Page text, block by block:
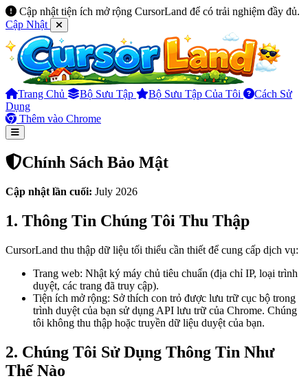
Cập nhật tiện ích mở rộng CursorLand để có trải nghiệm đầy đủ.
Cập Nhật
Trang Chủ Bộ Sưu Tập Bộ Sưu Tập Của Tôi
Cách Sử
Dụng
Thêm vào Chrome
Chính Sách Bảo Mật
Cập nhật lần cuối: July 2026
1. Thông Tin Chúng Tôi Thu Thập
CursorLand thu thập dữ liệu tối thiểu cần thiết để cung cấp dịch vụ:
Trang web: Nhật ký máy chủ tiêu chuẩn (địa chỉ IP, loại trình
duyệt, các trang đã truy cập).
Tiện ích mở rộng: Sở thích con trỏ được lưu trữ cục bộ trong
trình duyệt của bạn sử dụng API lưu trữ của Chrome. Chúng
tôi không thu thập hoặc truyền dữ liệu duyệt của bạn.
2. Chúng Tôi Sử Dụng Thông Tin Như
Thế Nào